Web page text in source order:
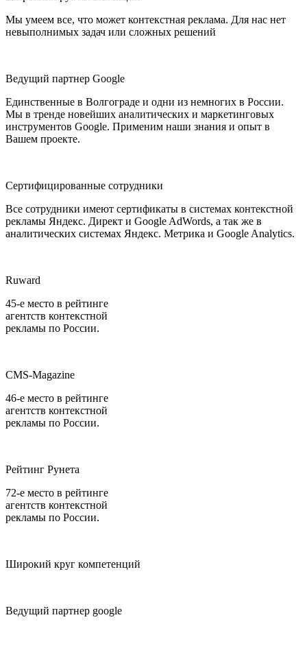
Мы умеем все, что может контекстная реклама. Для нас нет
невыполнимых задач или сложных решений
Ведущий партнер Google
Единственные в Волгограде и одни из немногих в России.
Мы в тренде новейших аналитических и маркетинговых
инструментов Google. Применим наши знания и опыт в
Вашем проекте.
Сертифицированные сотрудники
Все сотрудники имеют сертификаты в системах контекстной
рекламы Яндекс. Директ и Google AdWords, а так же в
аналитических системах Яндекс. Метрика и Google Analytics.
Ruward
45-е место в рейтинге
агентств контекстной
рекламы по России.
CMS-Magazine
46-е место в рейтинге
агентств контекстной
рекламы по России.
Рейтинг Рунета
72-е место в рейтинге
агентств контекстной
рекламы по России.
Широкий круг компетенций
Ведущий партнер google